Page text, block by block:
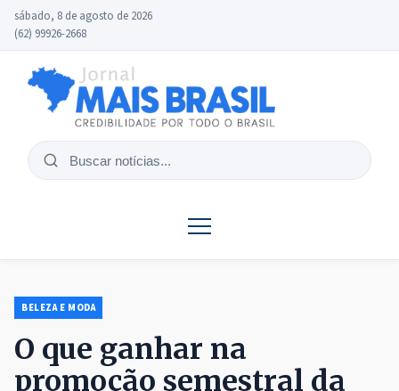
sábado, 8 de agosto de 2026
(62) 99926-2668
Buscar
BELEZA E MODA
O que ganhar na
promoção semestral da